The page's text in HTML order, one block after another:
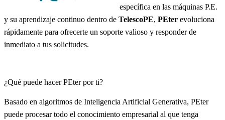
específica en las máquinas P.E.
y su aprendizaje continuo dentro de TelescoPE, PEter evoluciona
rápidamente para ofrecerte un soporte valioso y responder de
inmediato a tus solicitudes.
¿Qué puede hacer PEter por ti?
Basado en algoritmos de Inteligencia Artificial Generativa, PEter
puede procesar todo el conocimiento empresarial al que tenga